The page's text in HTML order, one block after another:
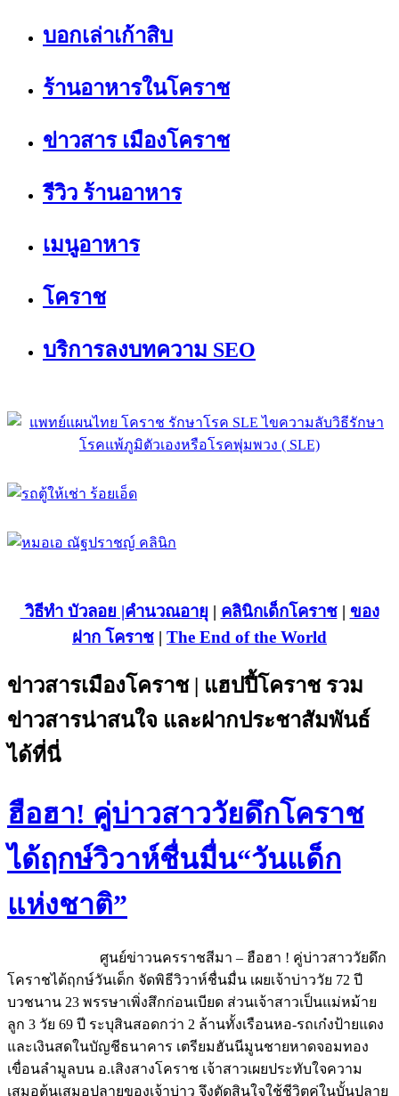
บอกเล่าเก้าสิบ
ร้านอาหารในโคราช
ข่าวสาร เมืองโคราช
รีวิว ร้านอาหาร
เมนูอาหาร
โคราช
บริการลงบทความ SEO
วิธีทำ บัวลอย |คำนวณอายุ | คลินิกเด็กโคราช| ของ
ฝาก โคราช | The End of the World
ข่าวสารเมืองโคราช | แฮปปี้โคราช รวม
ข่าวสารน่าสนใจ และฝากประชาสัมพันธ์
ได้ที่นี่
ฮือฮา! คู่บ่าวสาววัยดึกโคราช
ได้ฤกษ์วิวาห์ชื่นมื่น“วันแด็ก
แห่งชาติ”
ศูนย์ข่าวนครราชสีมา – ฮือฮา ! คู่บ่าวสาววัยดึก
โคราชได้ฤกษ์วันเด็ก จัดพิธีวิวาห์ชื่นมื่น เผยเจ้าบ่าววัย 72 ปี
บวชนาน 23 พรรษาเพิ่งสึกก่อนเบียด ส่วนเจ้าสาวเป็นแม่หม้าย
ลูก 3 วัย 69 ปี ระบุสินสอดกว่า 2 ล้านทั้งเรือนหอ-รถเก๋งป้ายแดง
และเงินสดในบัญชีธนาคาร เตรียมฮันนีมูนชายหาดจอมทอง
เขื่อนลำมูลบน อ.เสิงสางโคราช เจ้าสาวเผยประทับใจความ
เสมอต้นเสมอปลายของเจ้าบ่าว จึงตัดสินใจใช้ชีวิตคู่ในบั้นปลาย